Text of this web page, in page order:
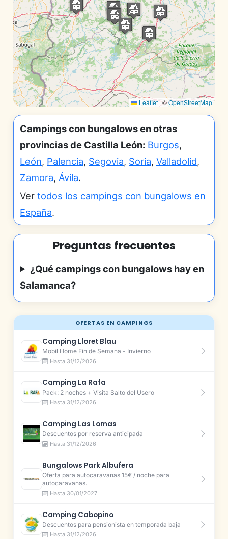
OFERTAS EN CAMPINGS
Camping Lloret Blau
Mobil Home Fin de Semana - Invierno
Hasta 31/12/2026
Camping La Rafa
Pack: 2 noches + Visita Salto del Usero
Hasta 31/12/2026
Camping Las Lomas
Descuentos por reserva anticipada
Hasta 31/12/2026
Bungalows Park Albufera
Oferta para autocaravanas 15€ / noche para
autocaravanas.
Hasta 30/01/2027
Camping Cabopino
Descuentos para pensionista en temporada baja
Hasta 31/12/2026
Leaflet|©OpenStreetMap
Campings con bungalows en otras
provincias de Castilla León: Burgos,
León, Palencia, Segovia, Soria, Valladolid,
Zamora, Ávila.
Ver todos los campings con bungalows en
España.
Preguntas frecuentes
¿Qué campings con bungalows hay en
Salamanca?